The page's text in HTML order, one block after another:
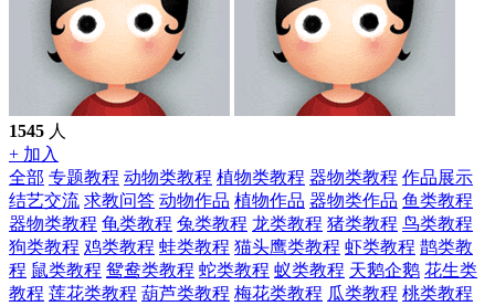
1545 人
+ 加入
全部 专题教程 动物类教程 植物类教程 器物类教程 作品展示
结艺交流 求教问答 动物作品 植物作品 器物类作品 鱼类教程
器物类教程 龟类教程 兔类教程 龙类教程 猪类教程 鸟类教程
狗类教程 鸡类教程 蛙类教程 猫头鹰类教程 虾类教程 鹊类教
程 鼠类教程 鸳鸯类教程 蛇类教程 蚁类教程 天鹅企鹅 花生类
教程 莲花类教程 葫芦类教程 梅花类教程 瓜类教程 桃类教程